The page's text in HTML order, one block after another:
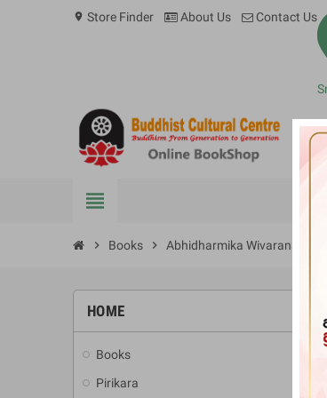
location_on Store Finder About Us Contact Us
view_headline
chevron_right Books chevron_right Abhidharmika Wivarana
HOME
Books
Pirikara